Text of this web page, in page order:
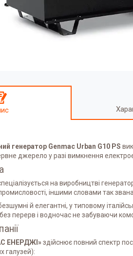
генератор Genmac Urban G10 PS
джерело у разі вимкнення
на виробництві
іншими словами так
й елегантні, у типовому
перерв і водночас не забуваючи
ЕНЕРДЖІ»здійснює повний спектр
галузей):